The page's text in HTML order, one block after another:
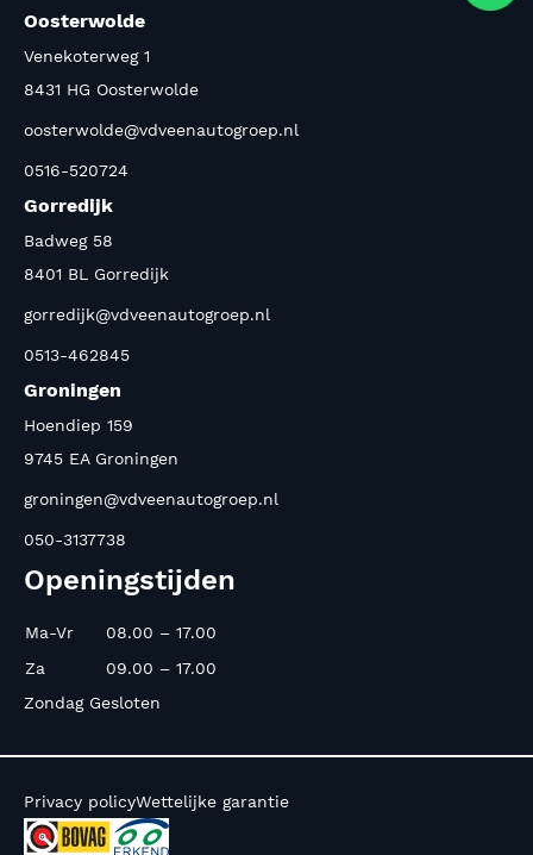
Oosterwolde
Venekoterweg 1
8431 HG Oosterwolde
oosterwolde@vdveenautogroep.nl
0516-520724
Gorredijk
Badweg 58
8401 BL Gorredijk
gorredijk@vdveenautogroep.nl
0513-462845
Groningen
Hoendiep 159
9745 EA Groningen
groningen@vdveenautogroep.nl
050-3137738
Openingstijden
Ma-Vr
08.00 – 17.00
Za
09.00 – 17.00
Zondag Gesloten
Privacy policyWettelijke garantie